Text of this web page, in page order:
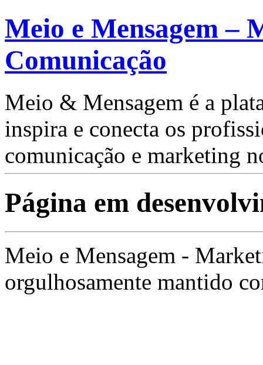
Meio e Mensagem –
Comunicação
Meio & Mensagem é a
inspira e conecta os
comunicação e marketing
Página em
Meio e Mensagem -
orgulhosamente mantido